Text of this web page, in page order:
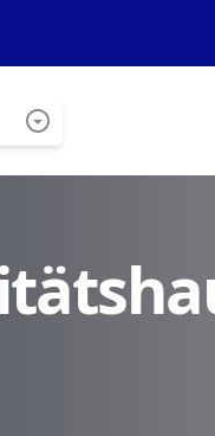
arrow_drop_down_circle